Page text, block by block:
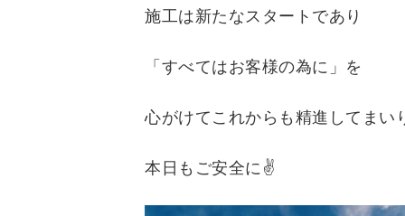
施工は新たなスタートであり
「すべてはお客様の為に」を
心がけてこれからも精進してまい
本日もご安全に✌